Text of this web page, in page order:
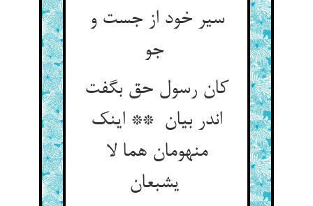
سیر خود از جست و
کان رسول حق بگفت
اندر بیان ** اینک
منهومان هما لا
یشبعان